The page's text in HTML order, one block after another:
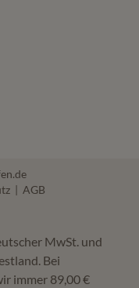
AGB
MwSt. und
Bei
immer 89,00 €